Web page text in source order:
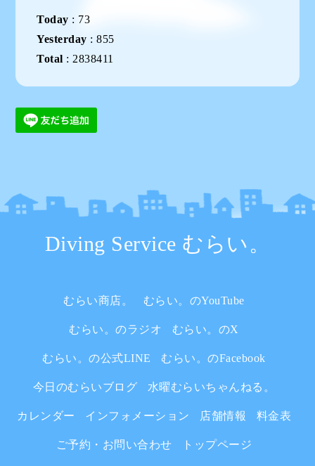
Today : 73
Yesterday :855
Total : 2838411
Diving Service むらい。
むらい商店。 むらい。のYouTube
むらい。のラジオ むらい。のX
むらい。の公式LINE むらい。のFacebook
今日のむらいブログ 水曜むらいちゃんねる。
カレンダー インフォメーション 店舗情報 料金表
ご予約・お問い合わせ トップページ